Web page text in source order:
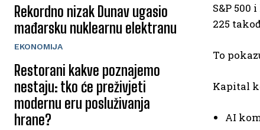
Rekordno nizak Dunav ugasio
mađarsku nuklearnu elektranu
EKONOMIJA
Restorani kakve poznajemo
nestaju: tko će preživjeti
modernu eru posluživanja
hrane?
S&P
225
To
Kapital
AI